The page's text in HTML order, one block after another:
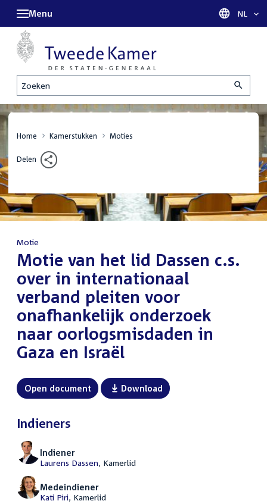
Zoeken
Menu Taal
NL
Home Kamerstukken Moties
Delen
Motie
:Motie van het lid Dassen c.s.
over in internationaal
verband pleiten voor
onafhankelijk onderzoek
naar oorlogsmisdaden in
Gaza en Israël
Open document Download
Indieners
Indiener
Laurens Dassen, Kamerlid
Medeindiener
Kati Piri, Kamerlid